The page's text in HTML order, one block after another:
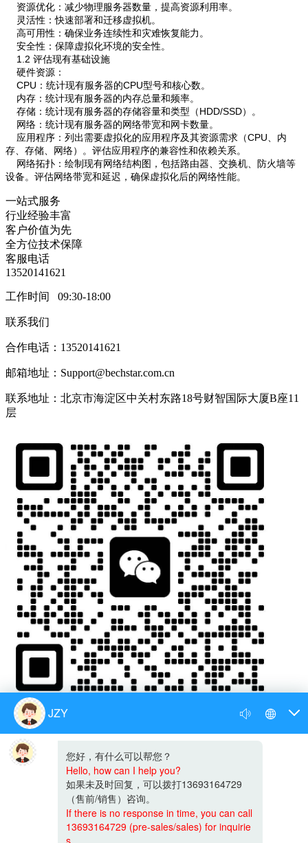
资源优化：减少物理服务器数量，提高资源利用率。
灵活性：快速部署和迁移虚拟机。
高可用性：确保业务连续性和灾难恢复能力。
安全性：保障虚拟化环境的安全性。
1.2 评估现有基础设施
硬件资源：
CPU：统计现有服务器的CPU型号和核心数。
内存：统计现有服务器的内存总量和频率。
存储：统计现有服务器的存储容量和类型（HDD/SSD）。
网络：统计现有服务器的网络带宽和网卡数量。
应用程序：列出需要虚拟化的应用程序及其资源需求（CPU、内
存、存储、网络）。评估应用程序的兼容性和依赖关系。
网络拓扑：绘制现有网络结构图，包括路由器、交换机、防火墙等
设备。评估网络带宽和延迟，确保虚拟化后的网络性能。
一站式服务
行业经验丰富
客户价值为先
全方位技术保障
客服电话
13520141621
工作时间 09:30-18:00
联系我们
合作电话：13520141621
邮箱地址：Support@bechstar.com.cn
联系地址：北京市海淀区中关村东路18号财智国际大厦B座11
层